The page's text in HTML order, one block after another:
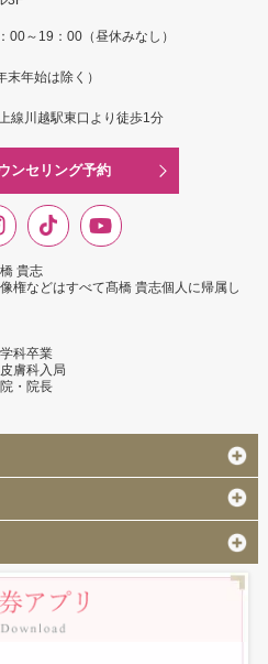
00～19：00（昼休みなし）
末年始は除く）
線川越駅東口より徒歩1分
ンセリング予約
貴志
権などはすべて髙橋 貴志個人に帰属し
科卒業
膚科入局
・院長